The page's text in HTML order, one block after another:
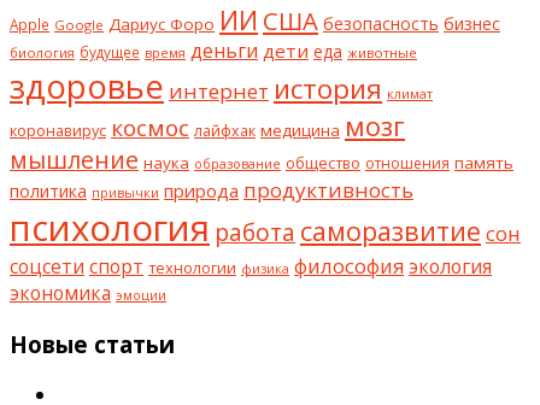
Apple Google Дариус Форо ИИ США безопасность бизнес
биология будущее время деньги дети еда животные
здоровье интернет история климат
коронавирус космос лайфхак медицина мозг
мышление наука образование общество отношения память
политика привычки природа продуктивность
психология работа саморазвитие сон
соцсети спорт технологии физика философия экология
экономика эмоции
Новые статьи